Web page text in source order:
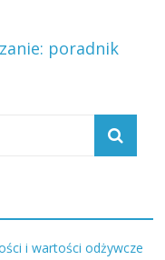
poradnik
i wartości odżywcze